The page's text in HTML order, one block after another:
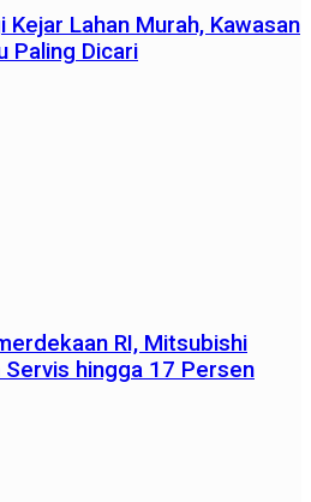
Lahan Murah, Kawasan
Paling Dicari
RI, Mitsubishi
Servis hingga 17 Persen